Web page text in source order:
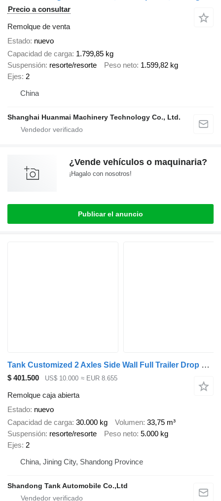
Precio a consultar
Remolque de venta
Estado nuevo
Capacidad de carga 1.799,85 kg
Suspensión resorte/resorte Peso neto 1.599,82 kg
Ejes 2
China
Shanghai Huanmai Machinery Technology Co., Ltd.
¿Vende vehículos o maquinaria?
¡Hagalo con nosotros!
Publicar el anuncio
Tank Customized 2 Axles Side Wall Full Trailer Drop Side Drawbar Semi
$ 401.500 US$ 10.000 ≈ EUR 8.655
Remolque caja abierta
Estado nuevo
Capacidad de carga 30.000 kg Volumen 33,75 m³
Suspensión resorte/resorte Peso neto 5.000 kg
Ejes 2
China, Jining City, Shandong Province
Shandong Tank Automobile Co.,Ltd